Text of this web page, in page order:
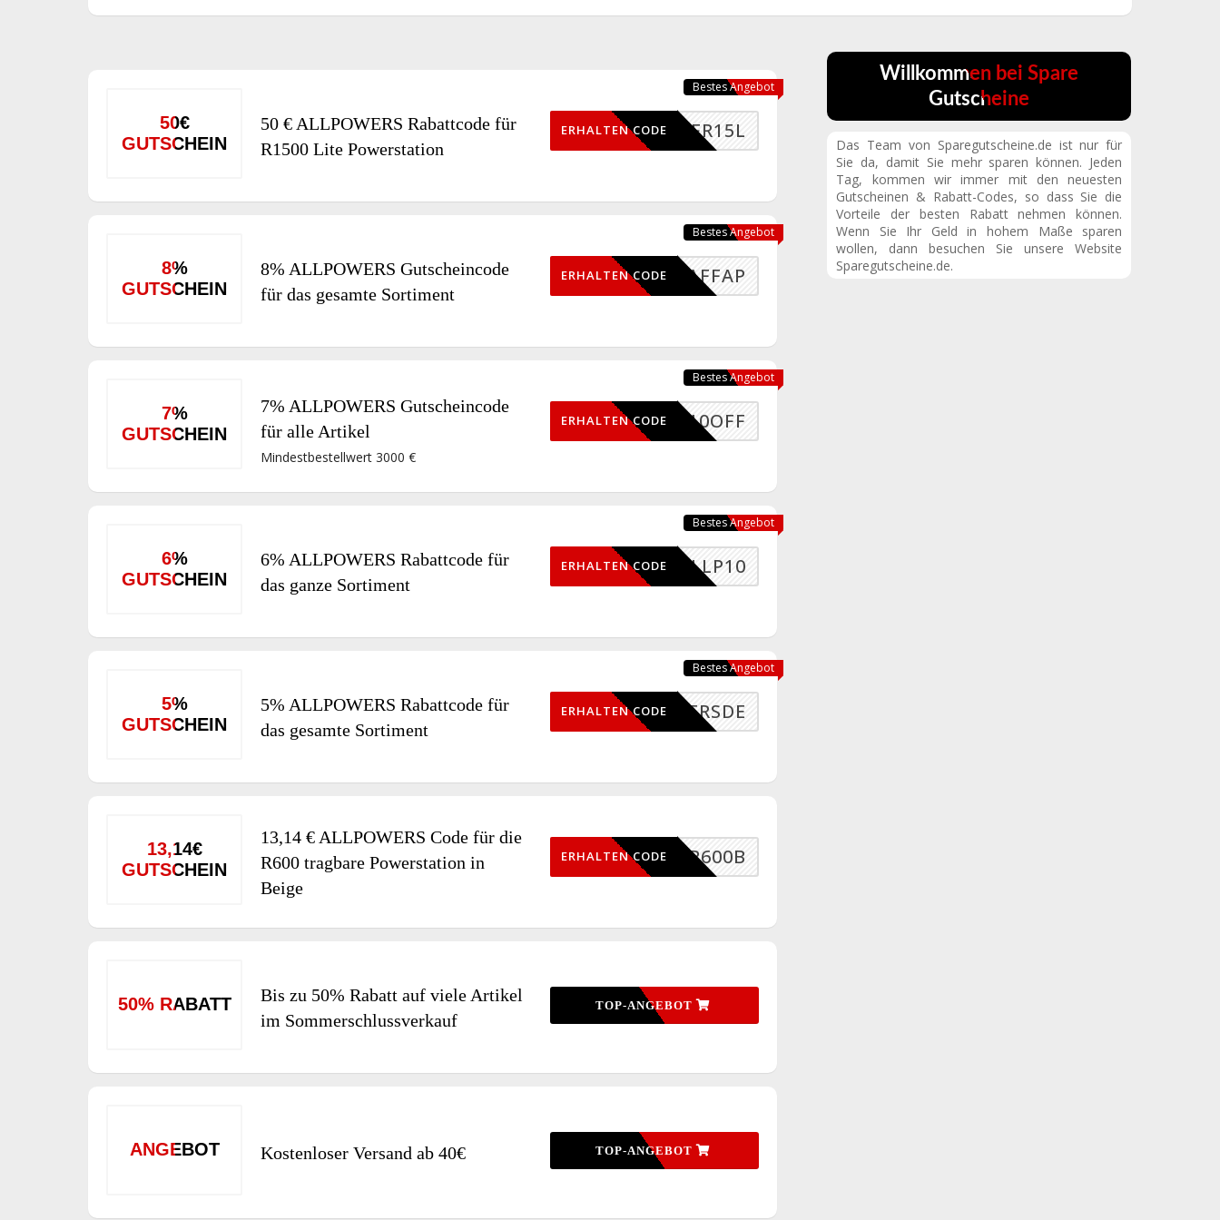
50€
GUTSCHEIN
50 € ALLPOWERS Rabattcode für
R1500 Lite Powerstation
AFR15L
ERHALTEN CODE
Bestes Angebot
8%
GUTSCHEIN
8% ALLPOWERS Gutscheincode
für das gesamte Sortiment
AFFAP
ERHALTEN CODE
Bestes Angebot
7%
GUTSCHEIN
7% ALLPOWERS Gutscheincode
für alle Artikel
Mindestbestellwert 3000 €
AF210OFF
ERHALTEN CODE
Bestes Angebot
6%
GUTSCHEIN
6% ALLPOWERS Rabattcode für
das ganze Sortiment
ALLP10
ERHALTEN CODE
Bestes Angebot
5%
GUTSCHEIN
5% ALLPOWERS Rabattcode für
das gesamte Sortiment
POWERSDE
ERHALTEN CODE
Bestes Angebot
13,14€
GUTSCHEIN
13,14 € ALLPOWERS Code für die
R600 tragbare Powerstation in
Beige
AFFR600B
ERHALTEN CODE
50% RABATT
Bis zu 50% Rabatt auf viele Artikel
im Sommerschlussverkauf
TOP-ANGEBOT
ANGEBOT Kostenloser Versand ab 40€ TOP-ANGEBOT
Willkommen bei Spare
Gutscheine
Das Team von Sparegutscheine.de ist nur für
Sie da, damit Sie mehr sparen können. Jeden
Tag, kommen wir immer mit den neuesten
Gutscheinen & Rabatt-Codes, so dass Sie die
Vorteile der besten Rabatt nehmen können.
Wenn Sie Ihr Geld in hohem Maße sparen
wollen, dann besuchen Sie unsere Website
Sparegutscheine.de.